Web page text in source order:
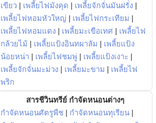
เขียว | เพลี้ยไฟมังคุด | เพลี้ยจักจั่นมันฝรั่ง |
เพลี้ยไฟหอมหัวใหญ่ | เพลี้ยไฟกระเทียม |
เพลี้ยไฟหอมแดง | เพลี้ยมะเขือเทศ | เพลี้ยไฟ
กล้วยไม้ | เพลี้ยแป้งอินทผาลัม | เพลี้ยแป้ง
น้อยหน่า | เพลี้ยไฟชมพู่ | เพลี้ยแป้งเงาะ |
เพลี้ยจักจั่นมะม่วง | เพลี้ยมะขาม | เพลี้ยไฟ
พริก
สารชีวินทรีย์ กำจัดหนอนต่างๆ
กำจัดหนอนศัตรูพืช | กำจัดหนอนทุเรียน |